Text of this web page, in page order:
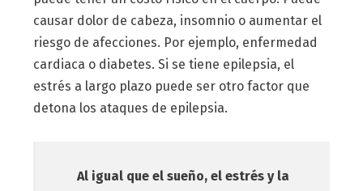
causar dolor de cabeza, insomnio o aumentar el
riesgo de afecciones. Por ejemplo, enfermedad
cardiaca o diabetes. Si se tiene epilepsia, el
estrés a largo plazo puede ser otro factor que
detona los ataques de epilepsia.
Al igual que el sueño, el estrés y la